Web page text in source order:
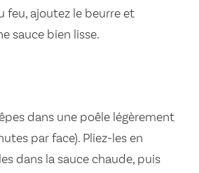
feu, ajoutez le beurre et
sauce bien lisse.
dans une poêle légèrement
par face). Pliez-les en
dans la sauce chaude, puis